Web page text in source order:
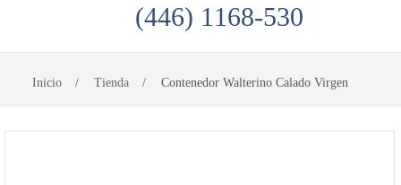
(446) 1168-530
QUERÉTARO
Inicio Tienda Contenedor Walterino Calado Virgen